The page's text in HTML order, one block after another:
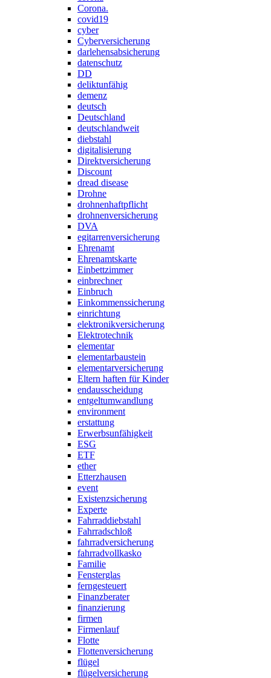
Corona.
covid19
cyber
Cyberversicherung
darlehensabsicherung
datenschutz
DD
deliktunfähig
demenz
deutsch
Deutschland
deutschlandweit
diebstahl
digitalisierung
Direktversicherung
Discount
dread disease
Drohne
drohnenhaftpflicht
drohnenversicherung
DVA
egitarrenversicherung
Ehrenamt
Ehrenamtskarte
Einbettzimmer
einbrechner
Einbruch
Einkommenssicherung
einrichtung
elektronikversicherung
Elektrotechnik
elementar
elementarbaustein
elementarversicherung
Eltern haften für Kinder
endausscheidung
entgeltumwandlung
environment
erstattung
Erwerbsunfähigkeit
ESG
ETF
ether
Etterzhausen
event
Existenzsicherung
Experte
Fahrraddiebstahl
Fahrradschloß
fahrradversicherung
fahrradvollkasko
Familie
Fensterglas
ferngesteuert
Finanzberater
finanzierung
firmen
Firmenlauf
Flotte
Flottenversicherung
flügel
flügelversicherung